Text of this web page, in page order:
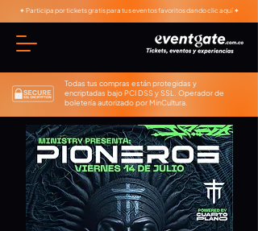
✦ Participa por tickets gratis para tus eventos favoritos dando clic aquí ✦
Todas tus compras están protegidas y
encriptadas bajo PCI DSS y SSL. Operador de
boletería autorizado por MinCultura.